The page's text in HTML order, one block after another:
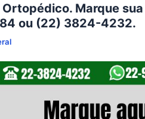
Marque
ou (22) 3824-4232.